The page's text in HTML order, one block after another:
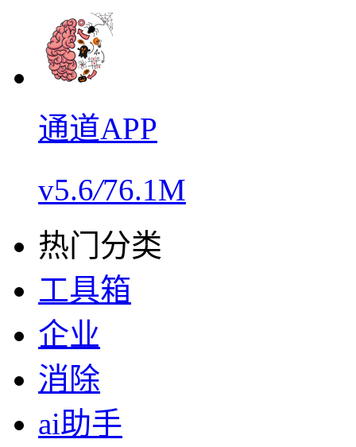
通道APP
v5.6/76.1M
热门分类
工具箱
企业
消除
ai助手